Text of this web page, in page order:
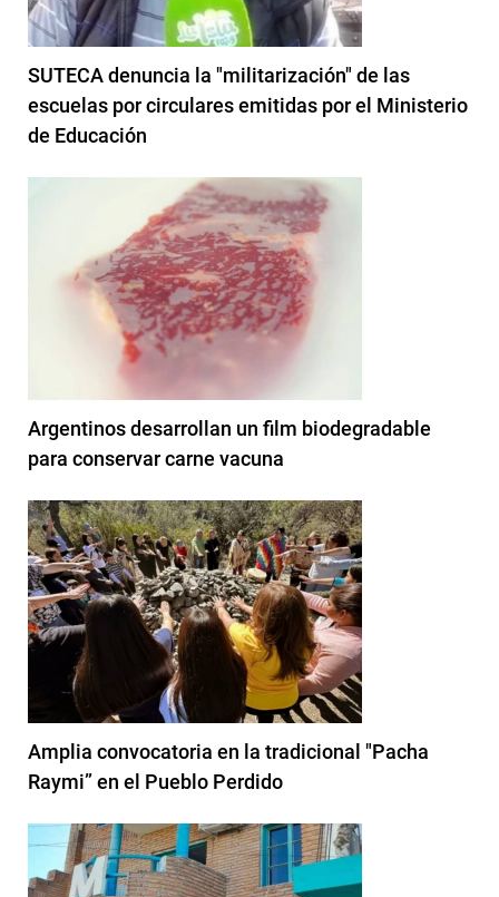
SUTECA denuncia la "militarización" de las
escuelas por circulares emitidas por el Ministerio
de Educación
Argentinos desarrollan un film biodegradable
para conservar carne vacuna
Amplia convocatoria en la tradicional "Pacha
Raymi” en el Pueblo Perdido